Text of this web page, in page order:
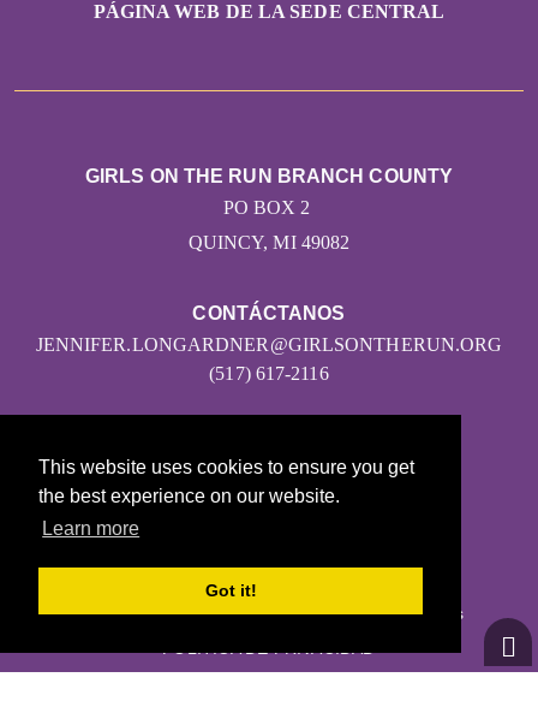
This website uses cookies to ensure you get
the best experience on our website.
Learn more
Got it!
PÁGINA WEB DE LA SEDE CENTRAL
CONTÁCTANOS
JENNIFER.LONGARDNER@GIRLSONTHERUN.ORG
(517) 617-2116
GIRLS ON THE RUN BRANCH COUNTY
PO BOX 2
QUINCY, MI 49082
Girls on the Run - Todos los derechos reservados
POLÍTICA DE PRIVACIDAD